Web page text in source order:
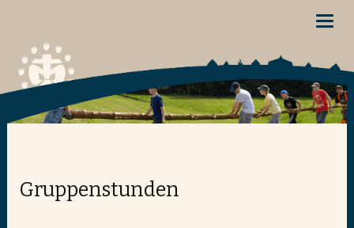
Gruppenstunden